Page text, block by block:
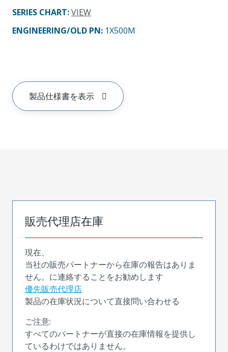
SERIES CHART:VIEW
ENGINEERING/OLD PN: 1X500M
製品仕様書を表示
販売代理店在庫
現在、
当社の販売パートナーから在庫の報告はありま
せん。に連絡することをお勧めします
優先販売代理店
製品の在庫状況について直接問い合わせる
ご注意:
すべてのパートナーが直接の在庫情報を提供し
ているわけではありません。